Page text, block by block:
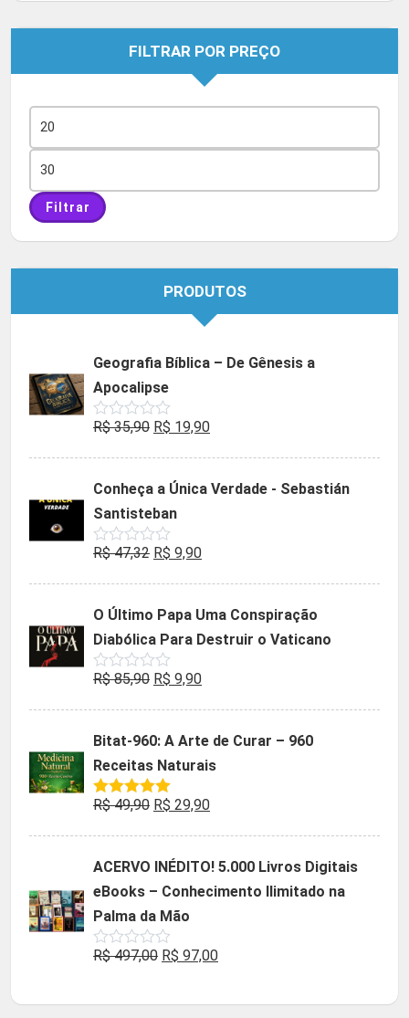
FILTRAR POR PREÇO
mínimo
máximo
Filtrar
PRODUTOS
Geografia Bíblica – De Gênesis a
Apocalipse
Avaliação
de
R$35,90 O
era:
R$ 35,90.
R$ 19,90O
é:
Conheça a Única Verdade - Sebastián
Santisteban
Avaliação
de
R$47,32 O
era:
R$ 47,32.
R$ 9,90O
é:
R$ 9,90.
O Último Papa Uma Conspiração
Diabólica Para Destruir o Vaticano
Avaliação
de
R$85,90 O
era:
R$ 85,90.
R$ 9,90O
é:
R$ 9,90.
Bitat-960: A Arte de Curar – 960
Receitas Naturais
Avaliação
R$49,90 O
era:
R$ 49,90.
R$ 29,90O
é:
R$ 29,90.
ACERVO INÉDITO! 5.000 Livros Digitais
eBooks – Conhecimento Ilimitado na
Palma da Mão
Avaliação
5
R$497,00 O
original
R$ 97,00O
atual